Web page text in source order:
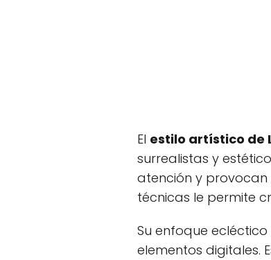
El estilo artístico de
surrealistas y
atención y provocan
técnicas le permite
Su enfoque
elementos digitales.